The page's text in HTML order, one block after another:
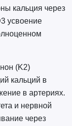
кальция через
усвоение
(K2)
кальций в
в артериях.
и нервной
через